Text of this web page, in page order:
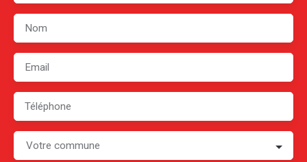
Nom
Email
Téléphone
Votre commune